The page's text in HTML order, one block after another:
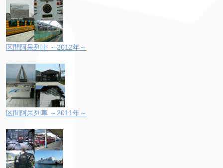
区間阿呆列車 ～2012年～
区間阿呆列車 ～2011年～